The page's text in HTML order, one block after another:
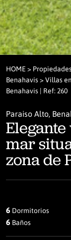
HOME >
Benahavis>Villas
Benahavis | Ref: 260
Paraiso Alto,
mar
zona de
6 Dormitorios
6 Baños